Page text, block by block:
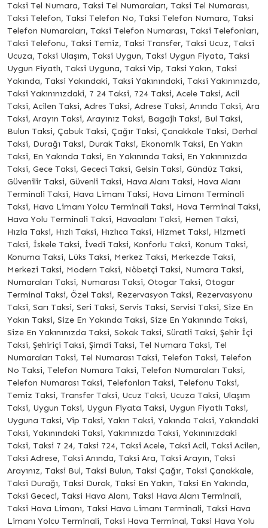
Taksi Tel Numara, Taksi Tel Numaraları, Taksi Tel Numarası,
Taksi Telefon, Taksi Telefon No, Taksi Telefon Numara, Taksi
Telefon Numaraları, Taksi Telefon Numarası, Taksi Telefonları,
Taksi Telefonu, Taksi Temiz, Taksi Transfer, Taksi Ucuz, Taksi
Ucuza, Taksi Ulaşım, Taksi Uygun, Taksi Uygun Fiyata, Taksi
Uygun Fiyatlı, Taksi Uyguna, Taksi Vip, Taksi Yakın, Taksi
Yakında, Taksi Yakındaki, Taksi Yakınındaki, Taksi Yakınınızda,
Taksi Yakınınızdaki, 7 24 Taksi, 724 Taksi, Acele Taksi, Acil
Taksi, Acilen Taksi, Adres Taksi, Adrese Taksi, Anında Taksi, Ara
Taksi, Arayın Taksi, Arayınız Taksi, Bagajlı Taksi, Bul Taksi,
Bulun Taksi, Çabuk Taksi, Çağır Taksi, Çanakkale Taksi, Derhal
Taksi, Durağı Taksi, Durak Taksi, Ekonomik Taksi, En Yakın
Taksi, En Yakında Taksi, En Yakınında Taksi, En Yakınınızda
Taksi, Gece Taksi, Gececi Taksi, Gelsin Taksi, Gündüz Taksi,
Güvenilir Taksi, Güvenli Taksi, Hava Alanı Taksi, Hava Alanı
Terminali Taksi, Hava Limanı Taksi, Hava Limanı Terminali
Taksi, Hava Limanı Yolcu Terminali Taksi, Hava Terminal Taksi,
Hava Yolu Terminali Taksi, Havaalanı Taksi, Hemen Taksi,
Hızla Taksi, Hızlı Taksi, Hızlıca Taksi, Hizmet Taksi, Hizmeti
Taksi, İskele Taksi, İvedi Taksi, Konforlu Taksi, Konum Taksi,
Konuma Taksi, Lüks Taksi, Merkez Taksi, Merkezde Taksi,
Merkezi Taksi, Modern Taksi, Nöbetçi Taksi, Numara Taksi,
Numaraları Taksi, Numarası Taksi, Otogar Taksi, Otogar
Terminal Taksi, Özel Taksi, Rezervasyon Taksi, Rezervasyonu
Taksi, Sarı Taksi, Seri Taksi, Servis Taksi, Servisi Taksi, Size En
Yakın Taksi, Size En Yakında Taksi, Size En Yakınında Taksi,
Size En Yakınınızda Taksi, Sokak Taksi, Süratli Taksi, Şehir İçi
Taksi, Şehiriçi Taksi, Şimdi Taksi, Tel Numara Taksi, Tel
Numaraları Taksi, Tel Numarası Taksi, Telefon Taksi, Telefon
No Taksi, Telefon Numara Taksi, Telefon Numaraları Taksi,
Telefon Numarası Taksi, Telefonları Taksi, Telefonu Taksi,
Temiz Taksi, Transfer Taksi, Ucuz Taksi, Ucuza Taksi, Ulaşım
Taksi, Uygun Taksi, Uygun Fiyata Taksi, Uygun Fiyatlı Taksi,
Uyguna Taksi, Vip Taksi, Yakın Taksi, Yakında Taksi, Yakındaki
Taksi, Yakınındaki Taksi, Yakınınızda Taksi, Yakınınızdaki
Taksi, Taksi 7 24, Taksi 724, Taksi Acele, Taksi Acil, Taksi Acilen,
Taksi Adrese, Taksi Anında, Taksi Ara, Taksi Arayın, Taksi
Arayınız, Taksi Bul, Taksi Bulun, Taksi Çağır, Taksi Çanakkale,
Taksi Durağı, Taksi Durak, Taksi En Yakın, Taksi En Yakında,
Taksi Gececi, Taksi Hava Alanı, Taksi Hava Alanı Terminali,
Taksi Hava Limanı, Taksi Hava Limanı Terminali, Taksi Hava
Limanı Yolcu Terminali, Taksi Hava Terminal, Taksi Hava Yolu